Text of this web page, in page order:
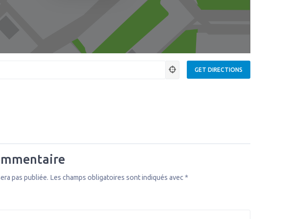
pas publiée. Les champs obligatoires sont indiqués avec*